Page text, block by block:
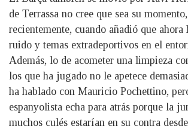
de Terrassa no cree que sea su
recientemente, cuando añadió que ahora
ruido y temas extradeportivos en el
Además, lo de acometer una limpieza
los que ha jugado no le apetece
ha hablado con Mauricio Pochettino,
espanyolista echa para atrás porque la
muchos culés estarían en su contra